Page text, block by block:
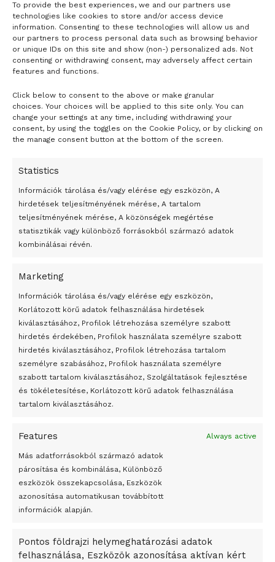
To provide the best experiences, we and our partners use
technologies like cookies to store and/or access device
information. Consenting to these technologies will allow us and
our partners to process personal data such as browsing behavior
or unique IDs on this site and show (non-) personalized ads. Not
consenting or withdrawing consent, may adversely affect certain
features and functions.
Click below to consent to the above or make granular
choices. Your choices will be applied to this site only. You can
change your settings at any time, including withdrawing your
consent, by using the toggles on the Cookie Policy, or by clicking on
the manage consent button at the bottom of the screen.
Statistics
Információk tárolása és/vagy elérése egy eszközön, A
hirdetések teljesítményének mérése, A tartalom
teljesítményének mérése, A közönségek megértése
statisztikák vagy különböző forrásokból származó adatok
kombinálásai révén.
Marketing
Információk tárolása és/vagy elérése egy eszközön,
Korlátozott körű adatok felhasználása hirdetések
kiválasztásához, Profilok létrehozása személyre szabott
hirdetés érdekében, Profilok használata személyre szabott
hirdetés kiválasztásához, Profilok létrehozása tartalom
személyre szabásához, Profilok használata személyre
szabott tartalom kiválasztásához, Szolgáltatások fejlesztése
és tökéletesítése, Korlátozott körű adatok felhasználása
tartalom kiválasztásához.
Features Always active
Más adatforrásokból származó adatok
párosítása és kombinálása, Különböző
eszközök összekapcsolása, Eszközök
azonosítása automatikusan továbbított
információk alapján.
Pontos földrajzi helymeghatározási adatok
felhasználása, Eszközök azonosítása aktívan kért
- H I R D E T É S -
Átmenetileg szünetelnek az összecsapások Bahmutnál
Egy vagyonért adták el Banksy művét miután elégették.
Az 1950-ben elhunyt alkotók művei szabadon
felhasználhatóvá válnak
Peking – A visegrádi országok zsidó kulturális örökségét
bemutató fotókiállítás nyílt
Megveszi az osztrák Wienerberger az amerikai Meridian
Bricket
A Startup Campus egyetemi programjainak legjobbjai az
A Ringo Starr új albummal jelentkezik